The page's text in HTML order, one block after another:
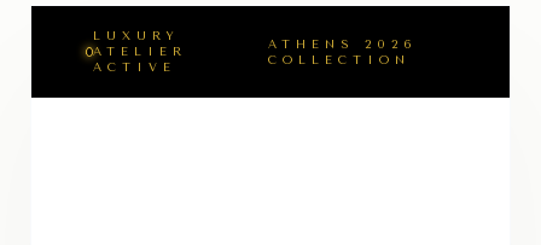
LUXURY
ATELIER
ACTIVE
ATHENS 2026
COLLECTION